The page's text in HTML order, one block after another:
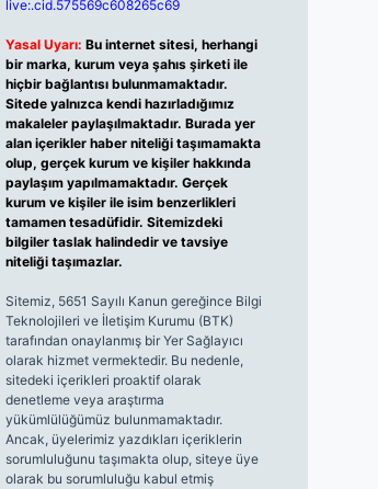
live:.cid.575569c608265c69
Yasal Uyarı: Bu internet sitesi, herhangi
bir marka, kurum veya şahıs şirketi ile
hiçbir bağlantısı bulunmamaktadır.
Sitede yalnızca kendi hazırladığımız
makaleler paylaşılmaktadır. Burada yer
alan içerikler haber niteliği taşımamakta
olup, gerçek kurum ve kişiler hakkında
paylaşım yapılmamaktadır. Gerçek
kurum ve kişiler ile isim benzerlikleri
tamamen tesadüfidir. Sitemizdeki
bilgiler taslak halindedir ve tavsiye
niteliği taşımazlar.
Sitemiz, 5651 Sayılı Kanun gereğince Bilgi
Teknolojileri ve İletişim Kurumu (BTK)
tarafından onaylanmış bir Yer Sağlayıcı
olarak hizmet vermektedir. Bu nedenle,
sitedeki içerikleri proaktif olarak
denetleme veya araştırma
yükümlülüğümüz bulunmamaktadır.
Ancak, üyelerimiz yazdıkları içeriklerin
sorumluluğunu taşımakta olup, siteye üye
olarak bu sorumluluğu kabul etmiş